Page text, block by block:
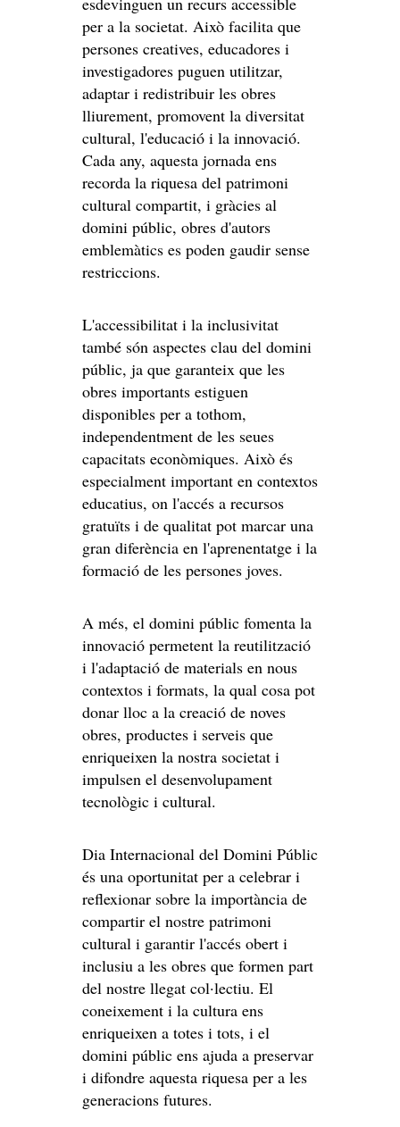
per a la societat. Això facilita que
persones creatives, educadores i
investigadores puguen utilitzar,
adaptar i redistribuir les obres
lliurement, promovent la diversitat
cultural, l'educació i la innovació.
Cada any, aquesta jornada ens
recorda la riquesa del patrimoni
cultural compartit, i gràcies al
domini públic, obres d'autors
emblemàtics es poden gaudir sense
restriccions.
L'accessibilitat i la inclusivitat
també són aspectes clau del domini
públic, ja que garanteix que les
obres importants estiguen
disponibles per a tothom,
independentment de les seues
capacitats econòmiques. Això és
especialment important en contextos
educatius, on l'accés a recursos
gratuïts i de qualitat pot marcar una
gran diferència en l'aprenentatge i la
formació de les persones joves.
A més, el domini públic fomenta la
innovació permetent la reutilització
i l'adaptació de materials en nous
contextos i formats, la qual cosa pot
donar lloc a la creació de noves
obres, productes i serveis que
enriqueixen la nostra societat i
impulsen el desenvolupament
tecnològic i cultural.
Dia Internacional del Domini Públic
és una oportunitat per a celebrar i
reflexionar sobre la importància de
compartir el nostre patrimoni
cultural i garantir l'accés obert i
inclusiu a les obres que formen part
del nostre llegat col·lectiu. El
coneixement i la cultura ens
enriqueixen a totes i tots, i el
domini públic ens ajuda a preservar
i difondre aquesta riquesa per a les
generacions futures.